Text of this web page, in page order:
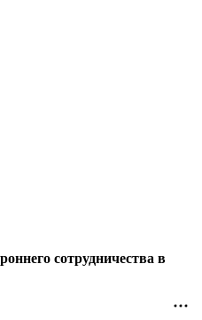
сотрудничества в